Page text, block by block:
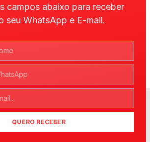
campos abaixo para receber
seu WhatsApp e E-mail.
QUERO RECEBER